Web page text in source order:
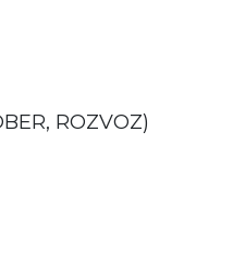
ROZVOZ)